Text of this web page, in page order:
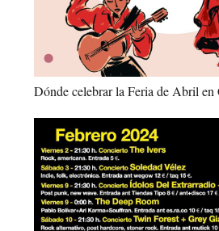
Dónde celebrar la Feria de Abril en